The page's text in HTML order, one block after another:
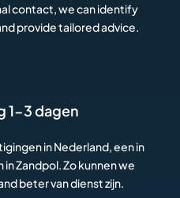
contact, we can identify
provide tailored advice.
1-3 dagen
in Nederland, een in
Zandpol. Zo kunnen we
beter van dienst zijn.